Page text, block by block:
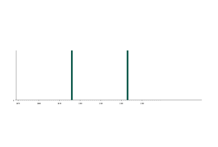
0
1870
1880 1890 1900 1910 1920 1930